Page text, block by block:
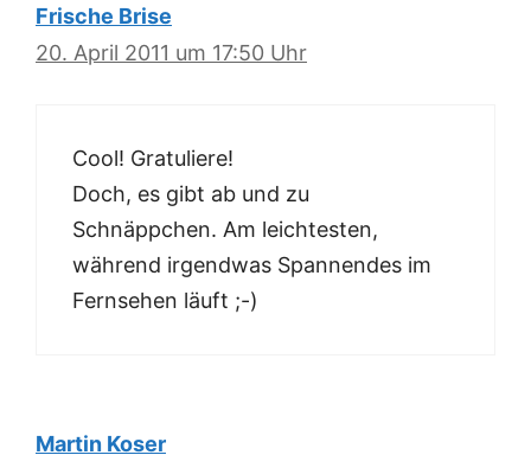
Frische Brise
20. April 2011 um 17:50 Uhr
Cool! Gratuliere!
Doch, es gibt ab und zu
Schnäppchen. Am leichtesten,
während irgendwas Spannendes im
Fernsehen läuft ;-)
Martin Koser